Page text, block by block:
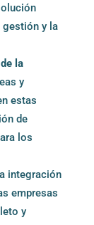
gestión y la
la
y
estas
de
los
integración
empresas
y